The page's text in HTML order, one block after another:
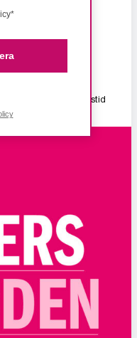
våld
1 min lästid